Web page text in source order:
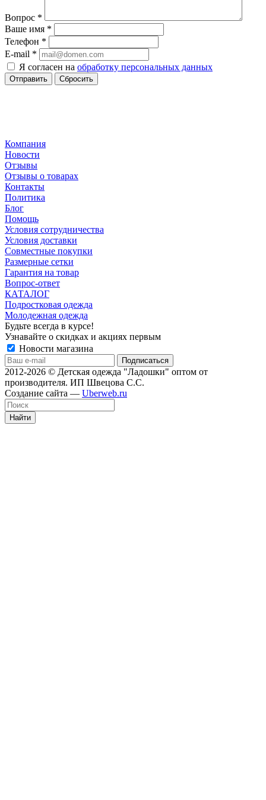
Вопрос *
Ваше имя *
Телефон *
E-mail *
Я согласен на обработку персональных данных
Сбросить
Компания
Новости
Отзывы
Отзывы о товарах
Контакты
Политика
Блог
Помощь
Условия сотрудничества
Условия доставки
Совместные покупки
Размерные сетки
Гарантия на товар
Вопрос-ответ
КАТАЛОГ
Подростковая одежда
Молодежная одежда
Будьте всегда в курсе!
Узнавайте о скидках и акциях первым
Новости магазина
2012-2026 © Детская одежда "Ладошки" оптом от
производителя. ИП Швецова С.С.
Создание сайта — Uberweb.ru
Найти